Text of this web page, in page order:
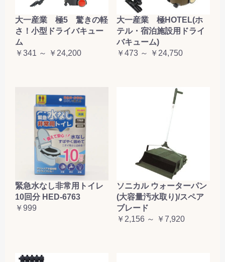
大一産業 極5 驚きの軽
さ！小型ドライバキュー
ム
￥341 ～ ￥24,200
大一産業 極HOTEL(ホ
テル・宿泊施設用ドライ
バキューム)
￥473 ～ ￥24,750
緊急水なし非常用トイレ
10回分 HED-6763
￥999
ソニカル ウォーターパン
(大容量汚水取り)/スペア
ブレード
￥2,156 ～ ￥7,920